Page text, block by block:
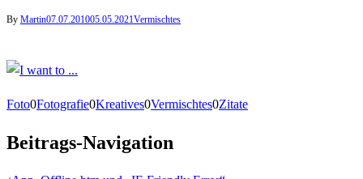
By Martin07.07.201005.05.2021Vermischtes
Foto0Fotografie0Kreatives0Vermischtes0Zitate
Beitrags-Navigation